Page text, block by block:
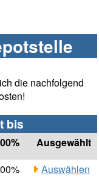
die nachfolgend
bis
Ausgewählt
Auswählen